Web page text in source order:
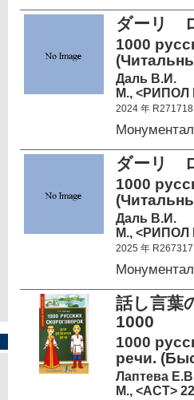
ダーリ
1000
Даль В.И.
М., <РИПОЛ
2024 年 R271718
ダーリ
1000
Даль В.И.
М., <РИПОЛ
2025 年 R267317
話し言葉
1000
1000
речи.
Лаптева
М., <АСТ>